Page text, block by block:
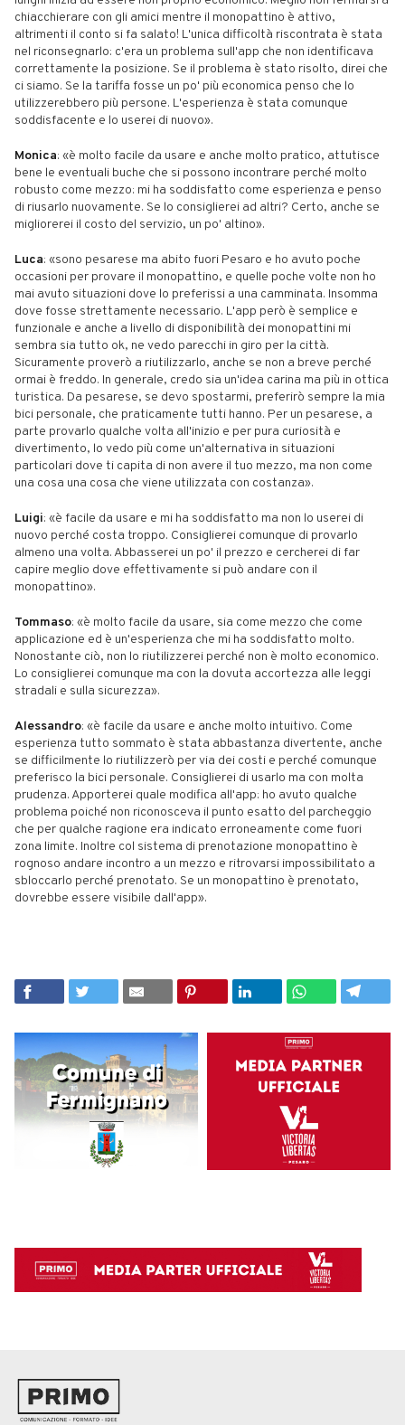
chiacchierare con gli amici mentre il monopattino è attivo,
altrimenti il conto si fa salato! L'unica difficoltà riscontrata è stata
nel riconsegnarlo: c'era un problema sull'app che non identificava
correttamente la posizione. Se il problema è stato risolto, direi che
ci siamo. Se la tariffa fosse un po' più economica penso che lo
utilizzerebbero più persone. L'esperienza è stata comunque
soddisfacente e lo userei di nuovo».
Monica: «è molto facile da usare e anche molto pratico, attutisce
bene le eventuali buche che si possono incontrare perché molto
robusto come mezzo: mi ha soddisfatto come esperienza e penso
di riusarlo nuovamente. Se lo consiglierei ad altri? Certo, anche se
migliorerei il costo del servizio, un po' altino».
Luca: «sono pesarese ma abito fuori Pesaro e ho avuto poche
occasioni per provare il monopattino, e quelle poche volte non ho
mai avuto situazioni dove lo preferissi a una camminata. Insomma
dove fosse strettamente necessario. L'app però è semplice e
funzionale e anche a livello di disponibilità dei monopattini mi
sembra sia tutto ok, ne vedo parecchi in giro per la città.
Sicuramente proverò a riutilizzarlo, anche se non a breve perché
ormai è freddo. In generale, credo sia un'idea carina ma più in ottica
turistica. Da pesarese, se devo spostarmi, preferirò sempre la mia
bici personale, che praticamente tutti hanno. Per un pesarese, a
parte provarlo qualche volta all'inizio e per pura curiosità e
divertimento, lo vedo più come un'alternativa in situazioni
particolari dove ti capita di non avere il tuo mezzo, ma non come
una cosa una cosa che viene utilizzata con costanza».
Luigi: «è facile da usare e mi ha soddisfatto ma non lo userei di
nuovo perché costa troppo. Consiglierei comunque di provarlo
almeno una volta. Abbasserei un po' il prezzo e cercherei di far
capire meglio dove effettivamente si può andare con il
monopattino».
Tommaso: «è molto facile da usare, sia come mezzo che come
applicazione ed è un'esperienza che mi ha soddisfatto molto.
Nonostante ciò, non lo riutilizzerei perché non è molto economico.
Lo consiglierei comunque ma con la dovuta accortezza alle leggi
stradali e sulla sicurezza».
Alessandro: «è facile da usare e anche molto intuitivo. Come
esperienza tutto sommato è stata abbastanza divertente, anche
se difficilmente lo riutilizzerò per via dei costi e perché comunque
preferisco la bici personale. Consiglierei di usarlo ma con molta
prudenza. Apporterei quale modifica all'app: ho avuto qualche
problema poiché non riconosceva il punto esatto del parcheggio
che per qualche ragione era indicato erroneamente come fuori
zona limite. Inoltre col sistema di prenotazione monopattino è
rognoso andare incontro a un mezzo e ritrovarsi impossibilitato a
sbloccarlo perché prenotato. Se un monopattino è prenotato,
dovrebbe essere visibile dall'app».